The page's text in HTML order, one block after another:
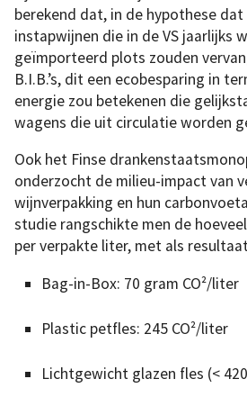
berekend dat, in de hypothese
instapwijnen die in de VS jaarlijks
geïmporteerd plots zouden
B.I.B.’s, dit een ecobesparing in
energie zou betekenen die
wagens die uit circulatie worden
Ook het Finse
onderzocht de milieu-impact van
wijnverpakking en hun
studie rangschikte men de
per verpakte liter, met als
Bag-in-Box: 70 gram CO²/liter
Plastic petfles: 245 CO²/liter
Lichtgewicht glazen fles (<